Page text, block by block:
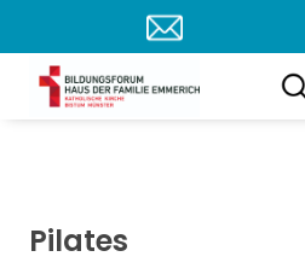
Pilates